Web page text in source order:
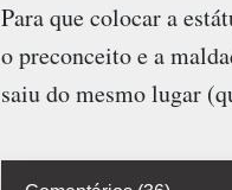
Para que colocar a
o preconceito e a
saiu do mesmo lugar